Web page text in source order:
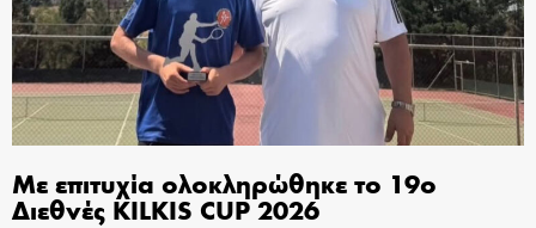
Με επιτυχία ολοκληρώθηκε το 19ο
Διεθνές KILKIS CUP 2026